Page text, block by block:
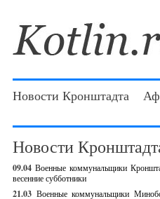
Новости Кронштадта
Новости
09.04 Военные коммунальщики
весенние субботники
21.03 Военные коммунальщики